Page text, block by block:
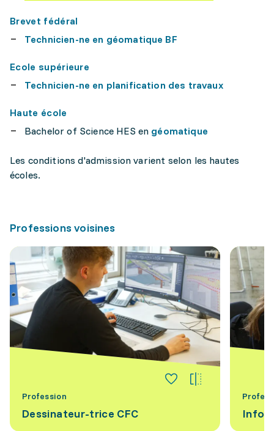
Brevet fédéral
Technicien-ne en géomatique BF
Ecole supérieure
Technicien-ne en planification des travaux
Haute école
Bachelor of Science HES en géomatique
Les conditions d'admission varient selon les hautes
écoles.
Professions voisines
Profession
Dessinateur-trice CFC